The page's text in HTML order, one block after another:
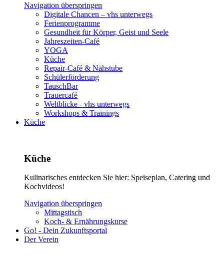
Navigation überspringen
Digitale Chancen – vhs unterwegs
Ferienprogramme
Gesundheit für Körper, Geist und Seele
Jahreszeiten-Café
YOGA
Küche
Repair-Café & Nähstube
Schülerförderung
TauschBar
Trauercafé
Weltblicke - vhs unterwegs
Workshops & Trainings
Küche
Küche
Kulinarisches entdecken Sie hier: Speiseplan, Catering und
Kochvideos!
Navigation überspringen
Mittagstisch
Koch- & Ernährungskurse
Go! - Dein Zukunftsportal
Der Verein